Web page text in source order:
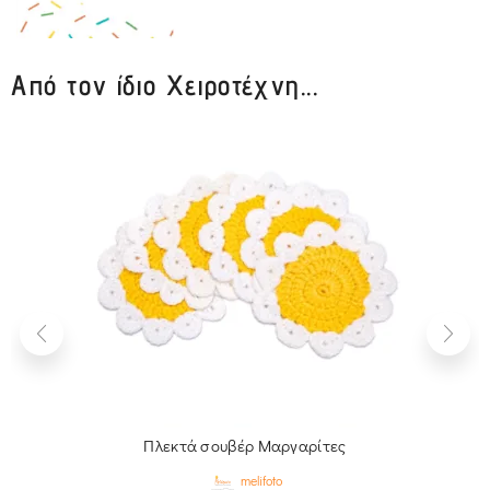
Από τον ίδιο Χειροτέχνη...
Πλεκτά σουβέρ Μαργαρίτες
melifoto